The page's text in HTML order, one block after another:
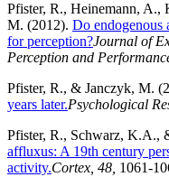
Pfister, R., Heinemann, A.,
M. (2012). Do endogenous
for perception?Journal of
Perception and
Pfister, R., & Janczyk, M.
years later.Psychological
Pfister, R., Schwarz, K.A.,
affluxus: A 19th century
activity.Cortex, 48, 1061-